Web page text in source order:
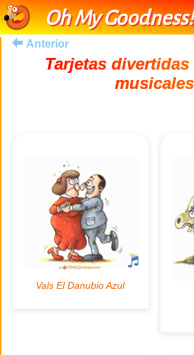
Oh My Goodness!
Anterior
Tarjetas
musicales